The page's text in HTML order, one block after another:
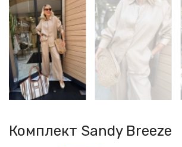
Sandy
Breeze
Sandy
Breeze
Sandy
Breeze
Sandy
Breeze
Sandy
Breeze
Sandy
Breeze
Sandy
Breeze
Sandy
Breeze
Комплект Sandy Breeze